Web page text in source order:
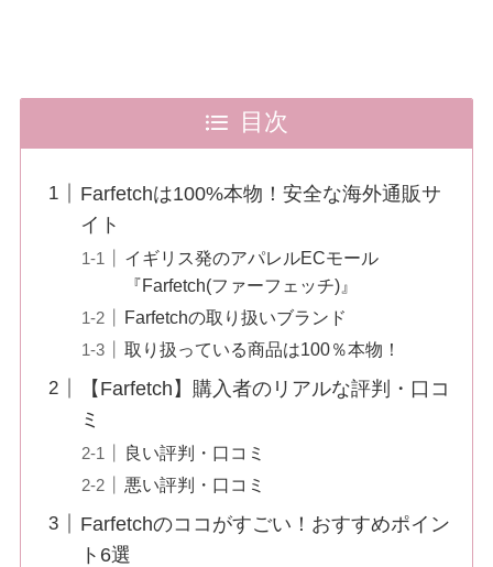
目次
Farfetchは100%本物！安全な海外通販サ
イト
イギリス発のアパレルECモール
『Farfetch(ファーフェッチ)』
Farfetchの取り扱いブランド
取り扱っている商品は100％本物！
【Farfetch】購入者のリアルな評判・口コ
ミ
良い評判・口コミ
悪い評判・口コミ
Farfetchのココがすごい！おすすめポイン
ト6選